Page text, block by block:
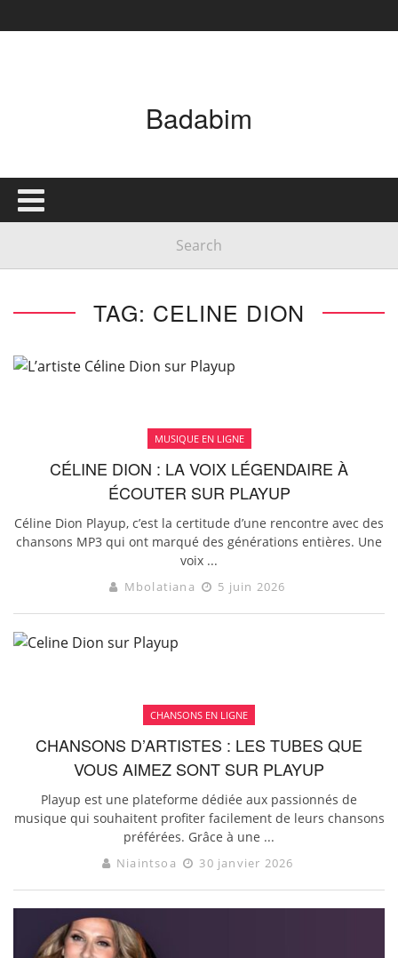
Badabim
TAG: CELINE DION
MUSIQUE EN LIGNE
CÉLINE DION : LA VOIX LÉGENDAIRE À
ÉCOUTER SUR PLAYUP
Céline Dion Playup, c’est la certitude d’une rencontre avec des
chansons MP3 qui ont marqué des générations entières. Une
voix ...
Mbolatiana 5 juin 2026
CHANSONS EN LIGNE
CHANSONS D’ARTISTES : LES TUBES QUE
VOUS AIMEZ SONT SUR PLAYUP
Playup est une plateforme dédiée aux passionnés de
musique qui souhaitent profiter facilement de leurs chansons
préférées. Grâce à une ...
Niaintsoa 30 janvier 2026